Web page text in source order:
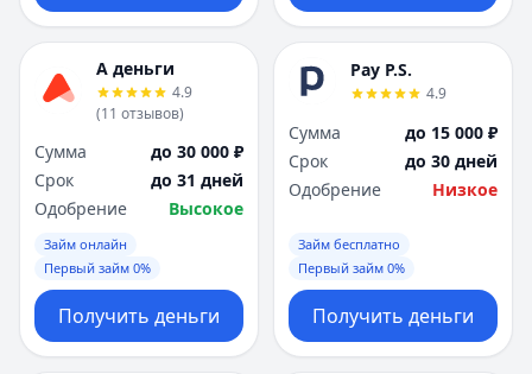
А деньги
4.9
(11 отзывов)
Сумма
до 30 000 ₽
Срок
до 31 дней
Одобрение
Высокое
Займ онлайн
Первый займ 0%
Получить деньги
Pay P.S.
4.9
Сумма
до 15 000 ₽
Срок
до 30 дней
Одобрение
Низкое
Займ бесплатно
Первый займ 0%
Получить деньги